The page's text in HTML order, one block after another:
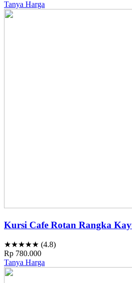
Tanya Harga
Kursi Cafe Rotan Rangka
★★★★★ (4.8)
Rp 780.000
Tanya Harga